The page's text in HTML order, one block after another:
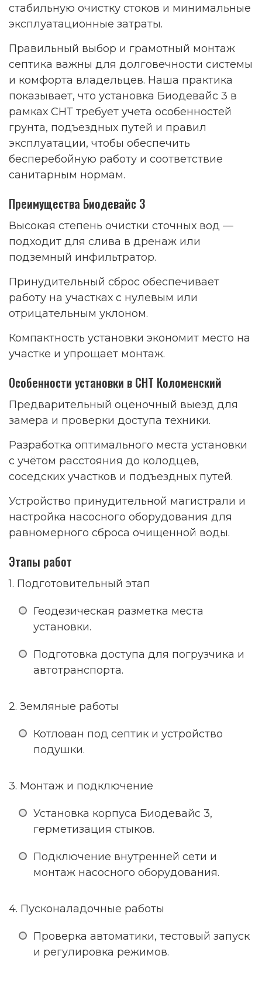
стабильную очистку стоков и минимальные
эксплуатационные затраты.
Правильный выбор и грамотный монтаж
септика важны для долговечности системы
и комфорта владельцев. Наша практика
показывает, что установка Биодевайс 3 в
рамках СНТ требует учета особенностей
грунта, подъездных путей и правил
эксплуатации, чтобы обеспечить
бесперебойную работу и соответствие
санитарным нормам.
Преимущества Биодевайс 3
Высокая степень очистки сточных вод —
подходит для слива в дренаж или
подземный инфильтратор.
Принудительный сброс обеспечивает
работу на участках с нулевым или
отрицательным уклоном.
Компактность установки экономит место на
участке и упрощает монтаж.
Особенности установки в СНТ Коломенский
Предварительный оценочный выезд для
замера и проверки доступа техники.
Разработка оптимального места установки
с учётом расстояния до колодцев,
соседских участков и подъездных путей.
Устройство принудительной магистрали и
настройка насосного оборудования для
равномерного сброса очищенной воды.
Этапы работ
1. Подготовительный этап
Геодезическая разметка места
установки.
Подготовка доступа для погрузчика и
автотранспорта.
2. Земляные работы
Котлован под септик и устройство
подушки.
3. Монтаж и подключение
Установка корпуса Биодевайс 3,
герметизация стыков.
Подключение внутренней сети и
монтаж насосного оборудования.
4. Пусконаладочные работы
Проверка автоматики, тестовый запуск
и регулировка режимов.